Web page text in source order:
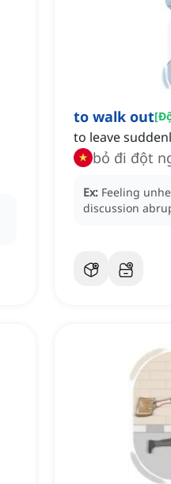
to walk out[
to leave
bỏ đi đột
Ex: Feeling
discussion